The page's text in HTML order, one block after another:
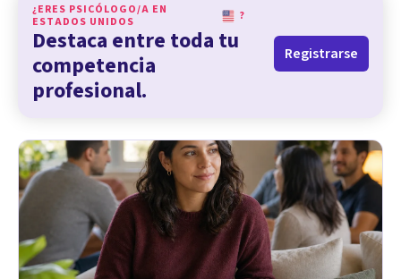
¿ERES PSICÓLOGO/A EN
ESTADOS UNIDOS
?
Destaca entre toda tu
competencia
profesional.
Registrarse